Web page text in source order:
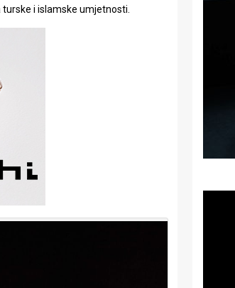
i islamske umjetnosti.